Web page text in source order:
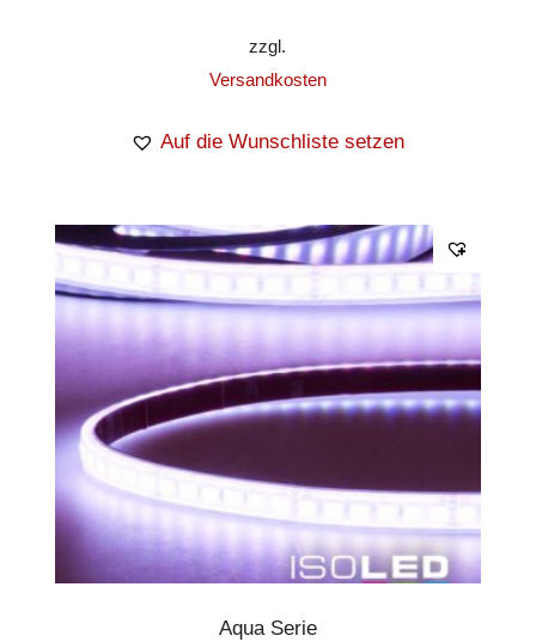
zzgl.
Versandkosten
Auf die Wunschliste setzen
Aqua Serie